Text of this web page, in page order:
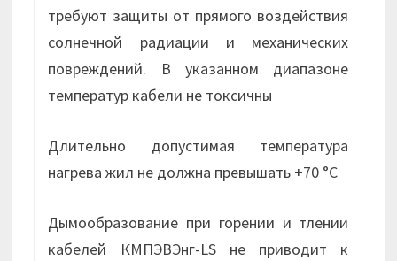
требуют защиты от прямого воздействия
солнечной радиации и механических
повреждений. В указанном диапазоне
температур кабели не токсичны
Длительно допустимая температура
нагрева жил не должна превышать +70 °С
Дымообразование при горении и тлении
кабелей КМПЭВЭнг-LS не приводит к